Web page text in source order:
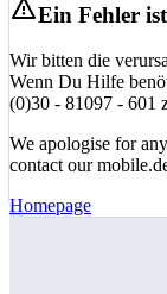
Ein Fehler
Wir bitten die
Wenn Du Hilfe
(0)30 - 81097 - 601
We apologise for
contact our
Homepage